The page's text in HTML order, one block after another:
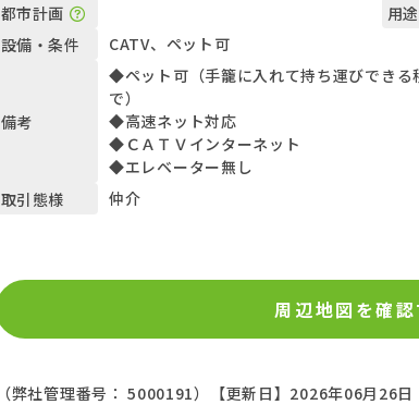
都市計画
用
設備・条件
CATV、ペット可
備考
◆ペット可（手籠に入れて持ち運びでき
で）
◆高速ネット対応
◆ＣＡＴＶインターネット
◆エレベーター無し
取引態様
仲介
周辺地図を確認
（弊社管理番号： 5000191） 【更新日】2026年06月26日